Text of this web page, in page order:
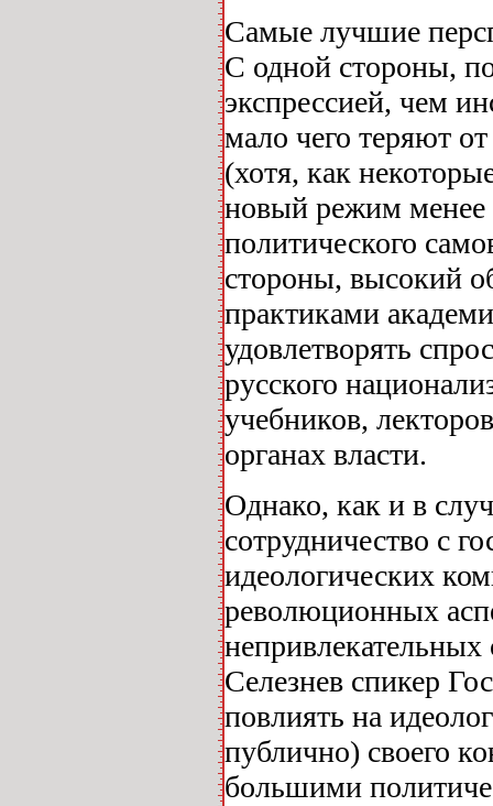
Самые лучшие
С одной стороны,
экспрессией, чем
мало чего теряют
(хотя, как
новый режим
политического
стороны, высокий
практиками
удовлетворять
русского
учебников,
органах власти.
Однако, как и в
сотрудничество с
идеологических
революционных
непривлекательных
Селезнев спикер
повлиять на
публично) своего
большими